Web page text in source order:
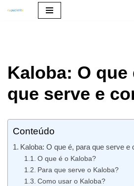
conteúdo
Kaloba: O que
que serve e
Conteúdo
Kaloba: O que é, para que serve e
O que é o Kaloba?
Para que serve o Kaloba?
Como usar o Kaloba?